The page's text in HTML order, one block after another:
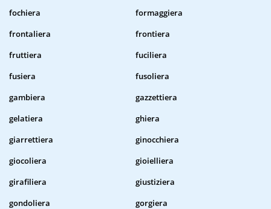
fochiera
formaggiera
frontaliera
frontiera
fruttiera
fuciliera
fusiera
fusoliera
gambiera
gazzettiera
gelatiera
ghiera
giarrettiera
ginocchiera
giocoliera
gioielliera
girafiliera
giustiziera
gondoliera
gorgiera